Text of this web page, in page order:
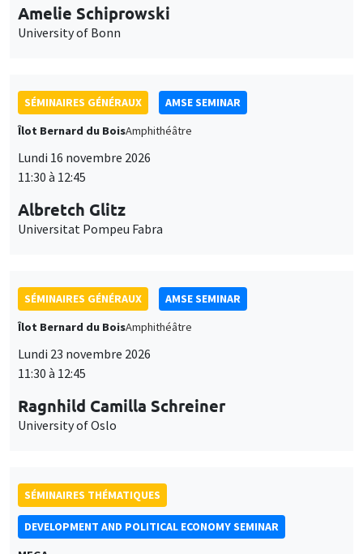
Amelie Schiprowski
University of Bonn
SÉMINAIRES GÉNÉRAUX
AMSE SEMINAR
Îlot Bernard du BoisAmphithéâtre
Lundi 16 novembre 2026
11:30 à 12:45
Albretch Glitz
Universitat Pompeu Fabra
SÉMINAIRES GÉNÉRAUX
AMSE SEMINAR
Îlot Bernard du BoisAmphithéâtre
Lundi 23 novembre 2026
11:30 à 12:45
Ragnhild Camilla Schreiner
University of Oslo
SÉMINAIRES THÉMATIQUES
DEVELOPMENT AND POLITICAL ECONOMY SEMINAR